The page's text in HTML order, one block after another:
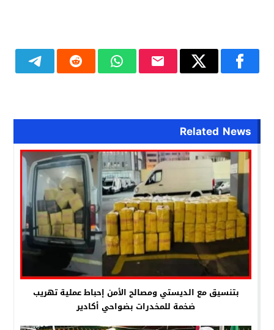
Related News
بتنسيق مع الديستي ومصالح الأمن إحباط عملية تهريب
ضخمة للمخدرات بضواحي أكادير